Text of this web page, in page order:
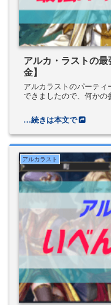
アルカ・ラストの
金】
アルカラストのパーティ
できましたので、何かの
アルカラスト